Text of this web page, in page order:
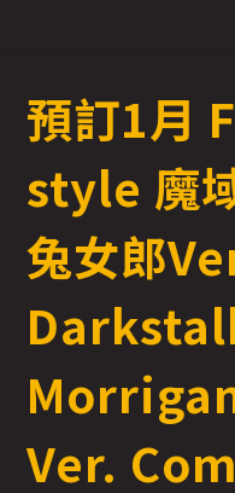
預訂1月
style 魔
兔女郎
Ver.